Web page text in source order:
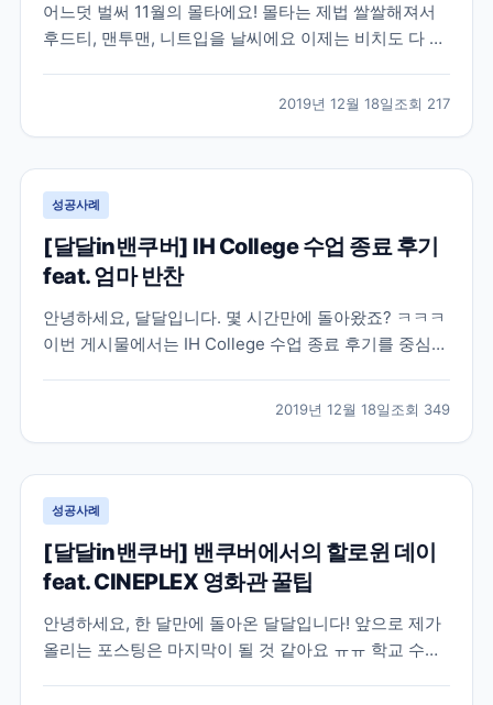
어느덧 벌써 11월의 몰타에요! 몰타는 제법 쌀쌀해져서
후드티, 맨투맨, 니트입을 날씨에요 이제는 비치도 다 조
겨울이 되다 보니 브라질 이쪽 애들이 많이 들어오더라
구요! 프랑스애들도 많아졌어요 전보다! 저는 오후반으
로...
2019년 12월 18일조회 217
성공사례
[달달in밴쿠버] IH College 수업 종료 후기
feat. 엄마 반찬
안녕하세요, 달달입니다. 몇 시간만에 돌아왔죠? ㅋㅋㅋ
이번 게시물에서는 IH College 수업 종료 후기를 중심으
서 말로만 솔직히 풀어 보겠습니다..! 일단 저는 길지 않
은 시간 동안 외국 생활을 경험하고 일도...
2019년 12월 18일조회 349
성공사례
[달달in밴쿠버] 밴쿠버에서의 할로윈 데이
feat. CINEPLEX 영화관 꿀팁
안녕하세요, 한 달만에 돌아온 달달입니다! 앞으로 제가
올리는 포스팅은 마지막이 될 것 같아요 ㅠㅠ 학교 수업